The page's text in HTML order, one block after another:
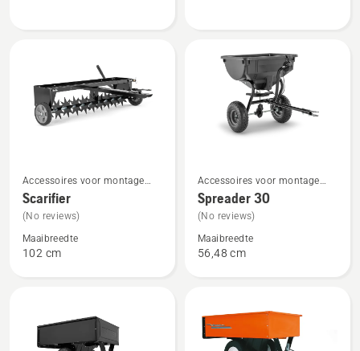
meer
details
over
Scarifier
Accessoires voor montage
aan de achterzijde
Scarifier
(No reviews)
Maaibreedte
102 cm
meer
details
over
Spreader
Accessoires voor montage
aan de achterzijde
Spreader 30
(No reviews)
Maaibreedte
56,48 cm